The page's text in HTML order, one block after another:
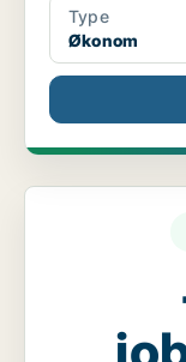
Type
Økonom